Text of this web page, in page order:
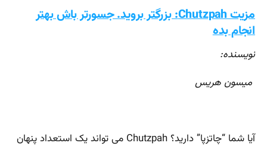
مزیت Chutzpah: بزرگتر بروید. جسورتر باش بهتر
انجام بده
نویسنده:
میسون هریس
آیا شما “چاتزپا” دارید؟ Chutzpah می تواند یک استعداد پنهان